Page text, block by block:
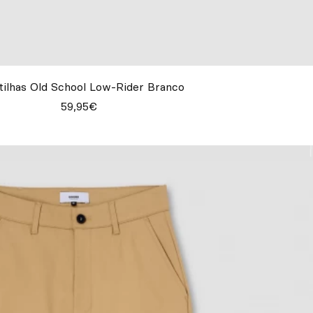
Old School Low-Rider Branco
59,95€